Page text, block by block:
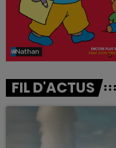
FIL D'ACTUS